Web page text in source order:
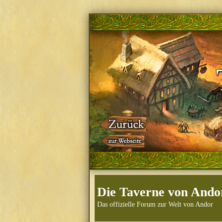
Die Taverne von
Das offizielle Forum zur Welt von Andor